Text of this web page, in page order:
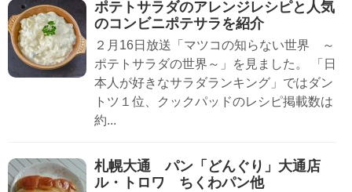
ポテトサラダのアレンジレシピと人気
のコンビニポテサラを紹介
２月16日放送「マツコの知らない世界 ～
ポテトサラダの世界～」を見ました。 「日
本人が好きなサラダランキング」ではダン
トツ１位、クックパッドのレシピ掲載数は
約...
札幌大通 パン「どんぐり」大通店
ル・トロワ ちくわパン他